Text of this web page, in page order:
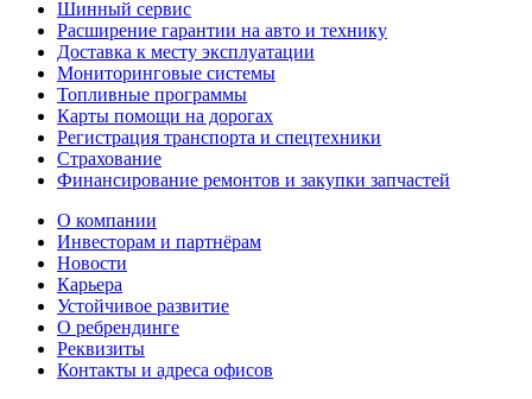
Шинный сервис
Расширение гарантии на авто и технику
Доставка к месту эксплуатации
Мониторинговые системы
Топливные программы
Карты помощи на дорогах
Регистрация транспорта и спецтехники
Страхование
Финансирование ремонтов и закупки запчастей
О компании
Инвесторам и партнёрам
Новости
Карьера
Устойчивое развитие
О ребрендинге
Реквизиты
Контакты и адреса офисов